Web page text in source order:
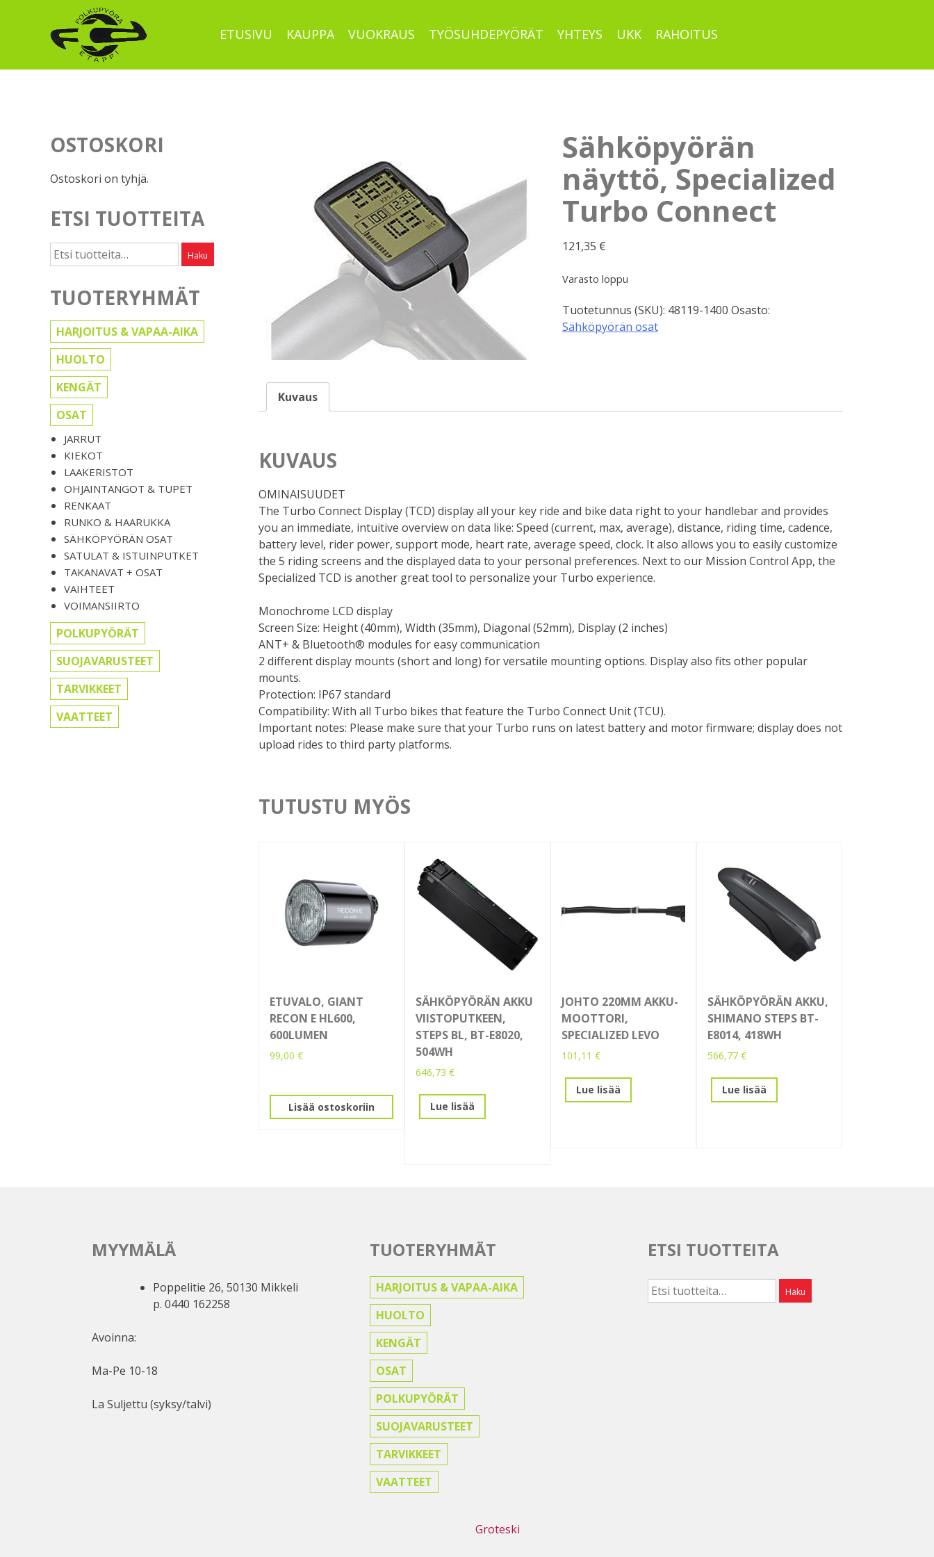
ETUSIVU KAUPPA VUOKRAUS TYÖSUHDEPYÖRÄT YHTEYS UKK RAHOITUS
OSTOSKORI
Ostoskori on tyhjä.
ETSI TUOTTEITA
Etsi: Haku
TUOTERYHMÄT
HARJOITUS & VAPAA-AIKA
HUOLTO
KENGÄT
OSAT
JARRUT
KIEKOT
LAAKERISTOT
OHJAINTANGOT & TUPET
RENKAAT
RUNKO & HAARUKKA
SÄHKÖPYÖRÄN OSAT
SATULAT & ISTUINPUTKET
TAKANAVAT + OSAT
VAIHTEET
VOIMANSIIRTO
POLKUPYÖRÄT
SUOJAVARUSTEET
TARVIKKEET
VAATTEET
Sähköpyörän
näyttö, Specialized
Turbo Connect
121,35 €
Varasto loppu
Tuotetunnus (SKU): 48119-1400 Osasto:
Sähköpyörän osat
Kuvaus
KUVAUS
OMINAISUUDET
The Turbo Connect Display (TCD) display all your key ride and bike data right to your handlebar and provides
you an immediate, intuitive overview on data like: Speed (current, max, average), distance, riding time, cadence,
battery level, rider power, support mode, heart rate, average speed, clock. It also allows you to easily customize
the 5 riding screens and the displayed data to your personal preferences. Next to our Mission Control App, the
Specialized TCD is another great tool to personalize your Turbo experience.
Monochrome LCD display
Screen Size: Height (40mm), Width (35mm), Diagonal (52mm), Display (2 inches)
ANT+ & Bluetooth® modules for easy communication
2 different display mounts (short and long) for versatile mounting options. Display also fits other popular
mounts.
Protection: IP67 standard
Compatibility: With all Turbo bikes that feature the Turbo Connect Unit (TCU).
Important notes: Please make sure that your Turbo runs on latest battery and motor firmware; display does not
upload rides to third party platforms.
TUTUSTU MYÖS
ETUVALO, GIANT
RECON E HL600,
600LUMEN
99,00 €
Lisää ostoskoriin
SÄHKÖPYÖRÄN AKKU
VIISTOPUTKEEN,
STEPS BL, BT-E8020,
504WH
646,73 €
Lue lisää
JOHTO 220MM AKKU-
MOOTTORI,
SPECIALIZED LEVO
101,11 €
Lue lisää
SÄHKÖPYÖRÄN AKKU,
SHIMANO STEPS BT-
E8014, 418WH
566,77 €
Lue lisää
MYYMÄLÄ
Poppelitie 26, 50130 Mikkeli
p. 0440 162258
Avoinna:
Ma-Pe 10-18
La Suljettu (syksy/talvi)
TUOTERYHMÄT
HARJOITUS & VAPAA-AIKA
HUOLTO
KENGÄT
OSAT
POLKUPYÖRÄT
SUOJAVARUSTEET
TARVIKKEET
VAATTEET
ETSI TUOTTEITA
Etsi: Haku
Groteski